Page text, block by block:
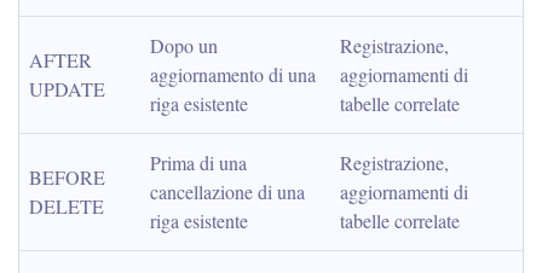
AFTER
UPDATE
Dopo un
aggiornamento di una
riga esistente
Registrazione,
aggiornamenti di
tabelle correlate
BEFORE
DELETE
Prima di una
cancellazione di una
riga esistente
Registrazione,
aggiornamenti di
tabelle correlate